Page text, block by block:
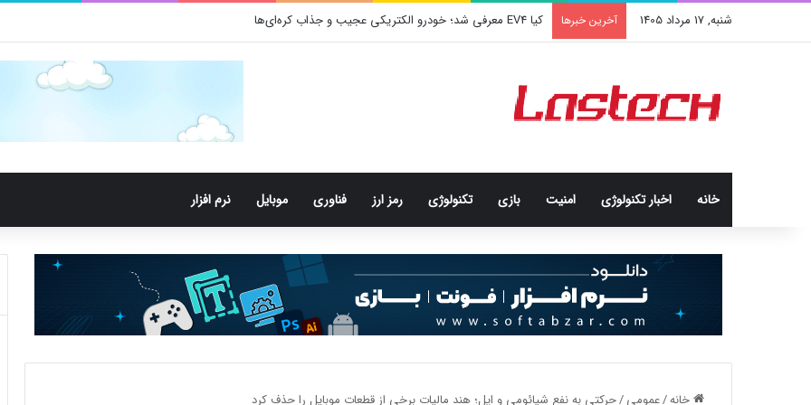
شنبه, 17 مرداد 1405 آخرین خبرها کیا EV4 معرفی شد؛ خودرو الکتریکی عجیب و جذاب کره‌ای‌ها
خانه اخبار تکنولوژی امنيت بازی تکنولوژی رمز ارز فناوری موبایل نرم افزار
خانه/عمومی/حرکتی به نفع شیائومی و اپل؛ هند مالیات برخی از قطعات موبایل را حذف کرد